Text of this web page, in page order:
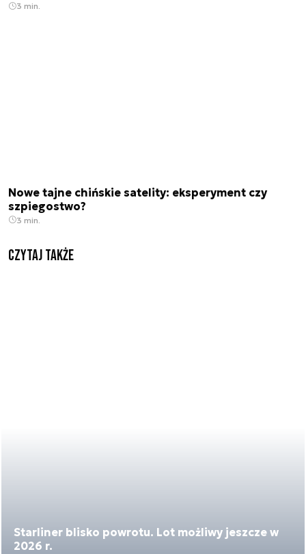
3 min.
Nowe tajne chińskie satelity: eksperyment czy
szpiegostwo?
3 min.
Czytaj także
Starliner blisko powrotu. Lot możliwy jeszcze w
2026 r.